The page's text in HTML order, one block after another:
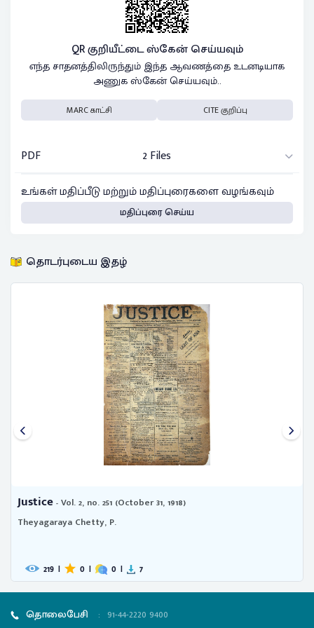
QR குறியீட்டை ஸ்கேன் செய்யவும்
எந்த சாதனத்திலிருந்தும் இந்த ஆவணத்தை உடனடியாக
அணுக ஸ்கேன் செய்யவும்..
MARC காட்சி CITE குறிப்பு
PDF
2 Files
உங்கள் மதிப்பீடு மற்றும் மதிப்புரைகளை வழங்கவும்
மதிப்புரை செய்ய
தொடர்புடைய இதழ்
Justice- Vol. 2, no. 251 (October 31, 1918)
Theyagaraya Chetty, P.
219 | 0 | 0 | 7
தொலைபேசி : 91-44-2220 9400